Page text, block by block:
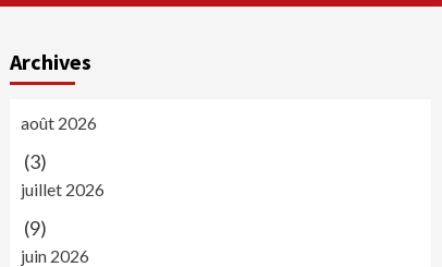
Archives
août 2026
(3)
juillet 2026
(9)
juin 2026